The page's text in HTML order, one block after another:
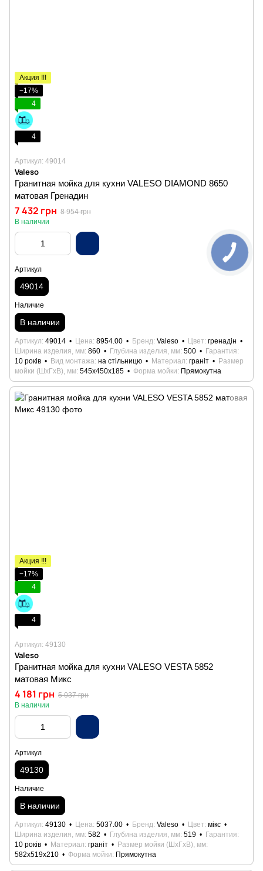
Акция !!!
−17%
4
4
Артикул: 49014
Valeso
Гранитная мойка для кухни VALESO DIAMOND 8650
матовая Гренадин
7 432 грн 8 954 грн
В наличии
Артикул
49014
Наличие
В наличии
Артикул 49014 Цена 8954.00 Бренд Valeso Цвет гренадін
Ширина изделия, мм 860 Глубина изделия, мм 500
Гарантия
10 років
Вид монтажа на стільницю Материал граніт
Размер
мойки (ШхГхВ), мм 545х450х185 Форма мойки Прямокутна
Акция !!!
−17%
4
4
Артикул: 49130
Valeso
Гранитная мойка для кухни VALESO VESTA 5852
матовая Микс
4 181 грн 5 037 грн
В наличии
Артикул
49130
Наличие
В наличии
Артикул 49130 Цена 5037.00 Бренд Valeso Цвет мікс
Ширина изделия, мм 582 Глубина изделия, мм 519
Гарантия
10 років
Материал граніт
Размер мойки (ШхГхВ), мм
582х519х210
Форма мойки Прямокутна